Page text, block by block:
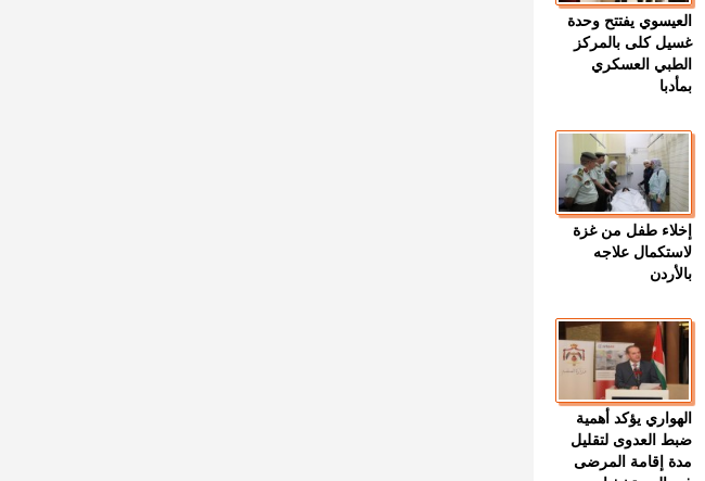
العيسوي يفتتح وحدة
غسيل كلى بالمركز
الطبي العسكري
بمأدبا
إخلاء طفل من غزة
لاستكمال علاجه
بالأردن
الهواري يؤكد أهمية
ضبط العدوى لتقليل
مدة إقامة المرضى